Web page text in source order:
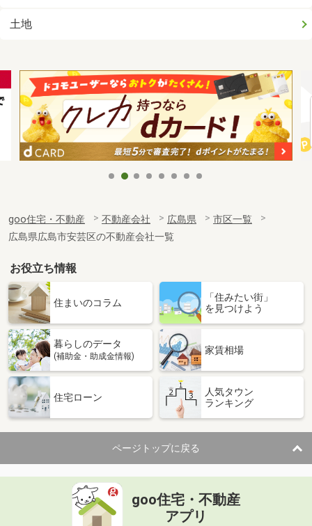
土地
goo住宅・不動産 不動産会社 広島県
市区一覧
広島県広島市安芸区の不動産会社一覧
お役立ち情報
住まいのコラム
「住みたい街」
を見つけよう
暮らしのデータ
(補助金・助成金情報)
家賃相場
住宅ローン
人気タウン
ランキング
ページトップに戻る
goo住宅・不動産
アプリ